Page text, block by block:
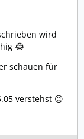
wird
😂
schauen für
verstehst 😉